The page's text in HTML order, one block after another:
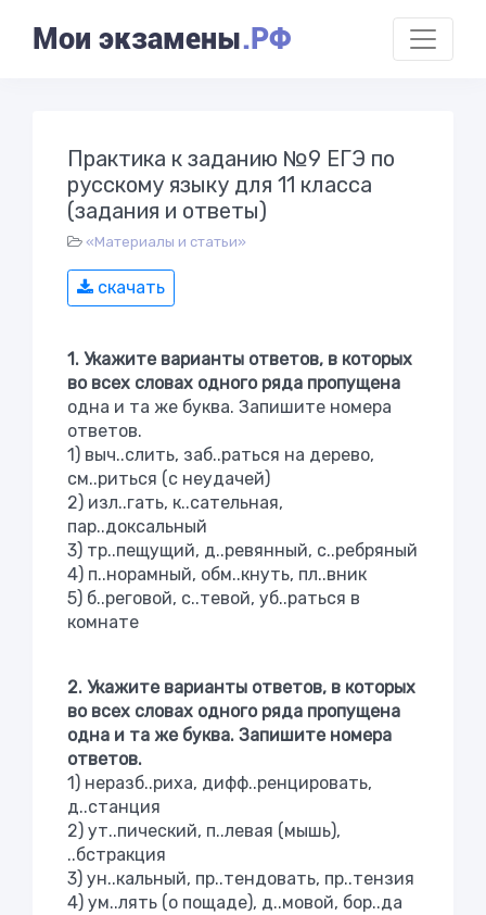
Мои экзамены.РФ
Практика к заданию №9 ЕГЭ по
русскому языку для 11 класса
(задания и ответы)
«Материалы и статьи»
скачать
1. Укажите варианты ответов, в которых
во всех словах одного ряда пропущена
одна и та же буква. Запишите номера
ответов.
1) выч..слить, заб..раться на дерево,
см..риться (с неудачей)
2) изл..гать, к..сательная,
пар..доксальный
3) тр..пещущий, д..ревянный, с..ребряный
4) п..норамный, обм..кнуть, пл..вник
5) б..реговой, с..тевой, уб..раться в
комнате
2. Укажите варианты ответов, в которых
во всех словах одного ряда пропущена
одна и та же буква. Запишите номера
ответов.
1) неразб..риха, дифф..ренцировать,
д..станция
2) ут..пический, п..левая (мышь),
..бстракция
3) ун..кальный, пр..тендовать, пр..тензия
4) ум..лять (о пощаде), д..мовой, бор..да